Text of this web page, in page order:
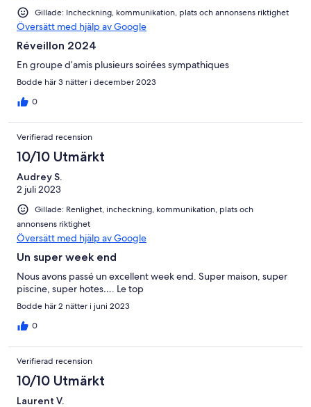
Gillade: Incheckning, kommunikation, plats och annonsens riktighet
Översätt med hjälp av Google
Réveillon 2024
En groupe d’amis plusieurs soirées sympathiques
Bodde här 3 nätter i december 2023
0
Verifierad recension
10/10 Utmärkt
Audrey S.
2 juli 2023
Gillade: Renlighet, incheckning, kommunikation, plats och
annonsens riktighet
Översätt med hjälp av Google
Un super week end
Nous avons passé un excellent week end. Super maison, super
piscine, super hotes…. Le top
Bodde här 2 nätter i juni 2023
0
Verifierad recension
10/10 Utmärkt
Laurent V.